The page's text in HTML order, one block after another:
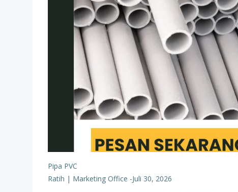
Pipa PVC
Ratih | Marketing Office -Juli 30, 2026